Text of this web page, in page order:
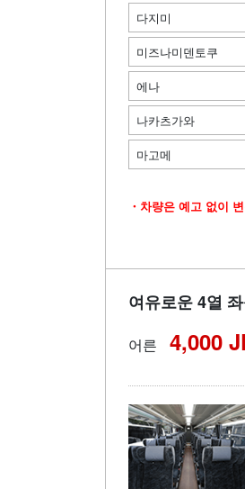
다지미
미즈나미덴토쿠
에나
나카츠가와
마고메
・차량은 예고 없이
여유로운 4열
어른 4,000